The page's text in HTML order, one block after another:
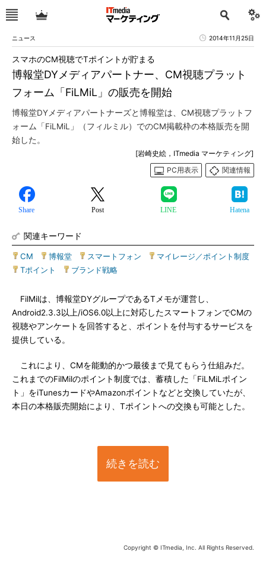
ニュース 2014年11月25日
博報堂DYメディアパートナー、CM視聴プラット
フォーム「FiLMiL」の販売を開始
スマホのCM視聴でTポイントが貯まる
博報堂DYメディアパートナーズと博報堂は、CM視聴プラットフ
ォーム「FiLMiL」（フィルミル）でのCM掲載枠の本格販売を開
始した。
[岩崎史絵，ITmedia マーケティング]
PC用表示
関連情報
Share Post LINE Hatena
関連キーワード
CM 博報堂 スマートフォン マイレージ／ポイント制度
Tポイント
ブランド戦略
FilMilは、博報堂DYグループであるTメモが運営し、
Android2.3.3以上/iOS6.0以上に対応したスマートフォンでCMの
視聴やアンケートを回答すると、ポイントを付与するサービスを
提供している。
これにより、CMを能動的かつ最後まで見てもらう仕組みだ。
これまでのFilMilのポイント制度では、蓄積した「FiLMiLポイン
ト」をiTunesカードやAmazonポイントなどと交換していたが、
本日の本格販売開始により、Tポイントへの交換も可能とした。
続きを読む
Copyright © ITmedia, Inc. All Rights Reserved.